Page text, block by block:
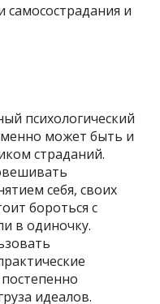
и
психологический
может быть и
страданий.
себя, своих
бороться с
в одиночку.
идеалов.